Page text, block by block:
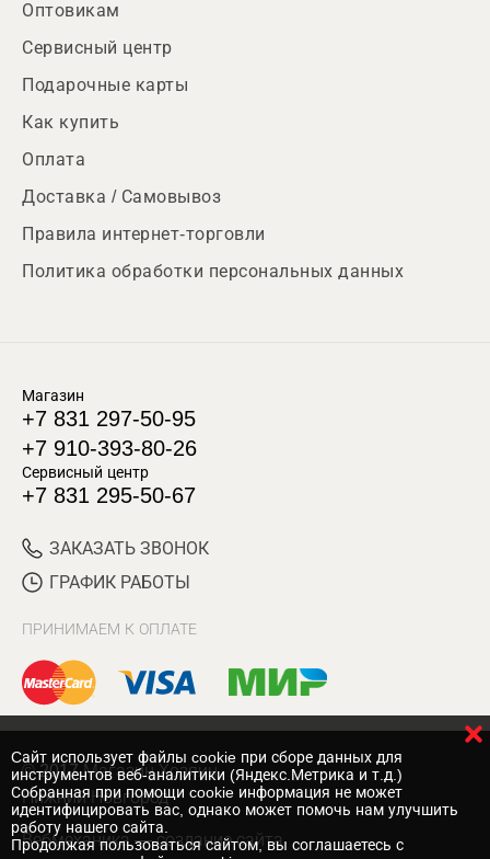
Оптовикам
Сервисный центр
Подарочные карты
Как купить
Оплата
Доставка / Самовывоз
Правила интернет-торговли
Политика обработки персональных данных
Магазин
+7 831 297-50-95
+7 910-393-80-26
Сервисный центр
+7 831 295-50-67
ЗАКАЗАТЬ ЗВОНОК
ГРАФИК РАБОТЫ
ПРИНИМАЕМ К ОПЛАТЕ
© 2017 Магазин Хозяин
Нижний Новгород
Вебмеханика — создание сайта
Cайт использует файлы cookie при сборе данных для
инструментов веб-аналитики (Яндекс.Метрика и т.д.)
Собранная при помощи cookie информация не может
идентифицировать вас, однако может помочь нам улучшить
работу нашего сайта.
Продолжая пользоваться сайтом, вы соглашаетесь с